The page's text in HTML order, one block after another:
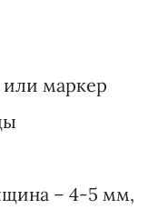
или маркер
– 4-5 мм,